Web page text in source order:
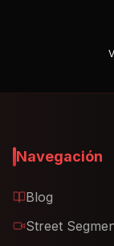
Navegación
Blog
Street